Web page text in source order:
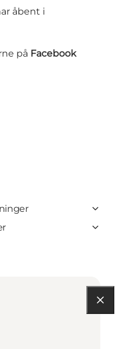
åbent i
på Facebook